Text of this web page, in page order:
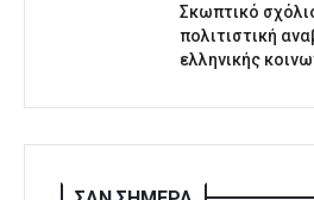
Σκωπτικό
πολιτιστική
ελληνικής